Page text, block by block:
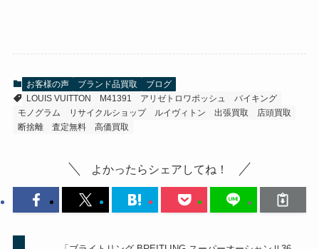
お客様の声 ブランド品買取
ブログ
LOUIS VUITTON
M41391 アリゼトロワポッシュ
バイキング
モノグラム
リサイクルショップ ルイヴィトン 出張買取
店頭買取
断捨離
査定無料 高価買取
よかったらシェアしてね！